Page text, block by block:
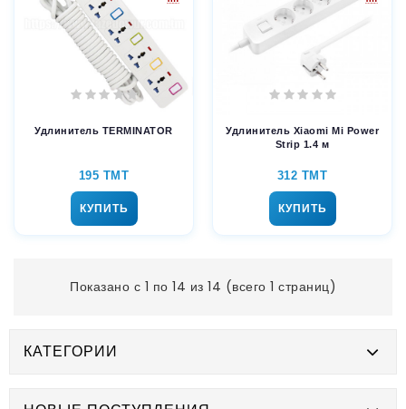
Удлинитель TERMINATOR
195 TMT
КУПИТЬ
Удлинитель Xiaomi Mi Power
Strip 1.4 м
312 TMT
КУПИТЬ
Показано с 1 по 14 из 14 (всего 1 страниц)
КАТЕГОРИИ